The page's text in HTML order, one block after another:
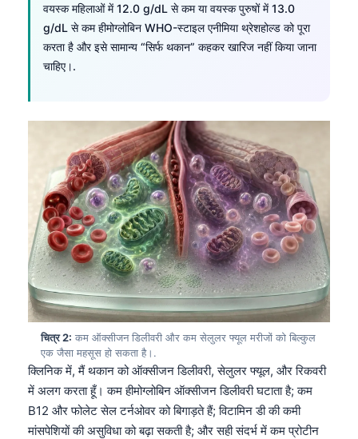
वयस्क महिलाओं में 12.0 g/dL से कम या वयस्क पुरुषों में 13.0
g/dL से कम हीमोग्लोबिन WHO-स्टाइल एनीमिया थ्रेशहोल्ड को पूरा
करता है और इसे सामान्य “सिर्फ थकान” कहकर खारिज नहीं किया जाना
चाहिए।.
चित्र 2: कम ऑक्सीजन डिलीवरी और कम सेलुलर फ्यूल मरीजों को बिल्कुल
एक जैसा महसूस हो सकता है।.
क्लिनिक में, मैं थकान को ऑक्सीजन डिलीवरी, सेलुलर फ्यूल, और रिकवरी
में अलग करता हूँ। कम हीमोग्लोबिन ऑक्सीजन डिलीवरी घटाता है; कम
B12 और फोलेट सेल टर्नओवर को बिगाड़ते हैं; विटामिन डी की कमी
मांसपेशियों की असुविधा को बढ़ा सकती है; और सही संदर्भ में कम प्रोटीन